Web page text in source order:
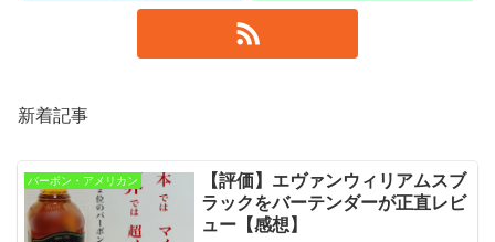
新着記事
バーボン・アメリカン
【評価】エヴァンウィリアムスブ
ラックをバーテンダーが正直レビ
ュー【感想】